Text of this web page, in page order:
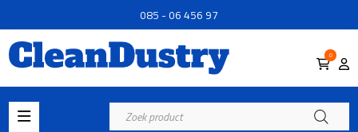
085 - 06 456 97
0
Producten
zoeken